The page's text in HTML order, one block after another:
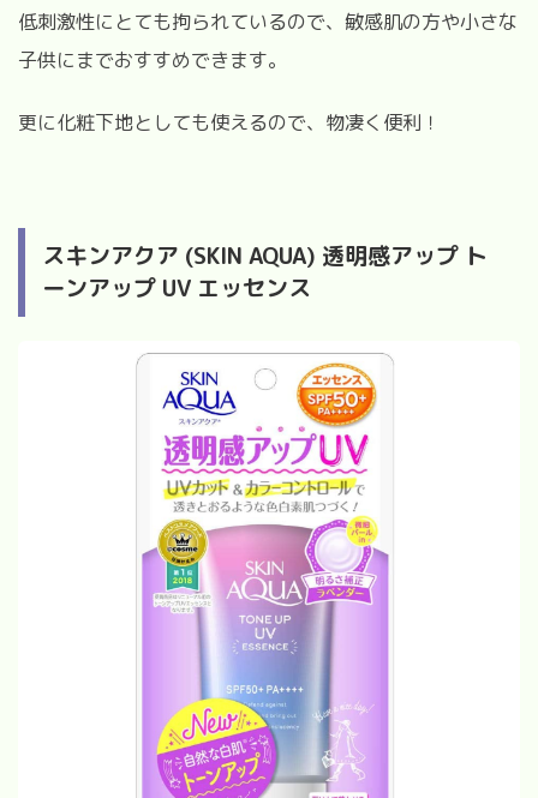
低刺激性にとても拘られているので、敏感肌の方や小さな
子供にまでおすすめできます。
更に化粧下地としても使えるので、物凄く便利！
スキンアクア (SKIN AQUA) 透明感アップ ト
ーンアップ UV エッセンス